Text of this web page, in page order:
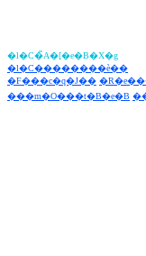
�l�C�̃A�[�e�B�X�g
�l�C��������è��
�F���c�q�J��
���m�O���t�B�e�B